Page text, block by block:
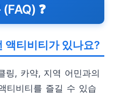
❓
액티비티가 있나요?
링, 카약, 지역 어민과의
티비티를 즐길 수 있습